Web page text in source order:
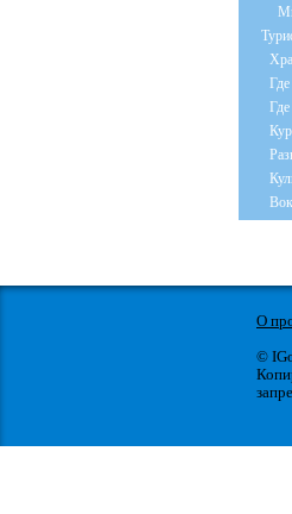
Где
Где
О
©